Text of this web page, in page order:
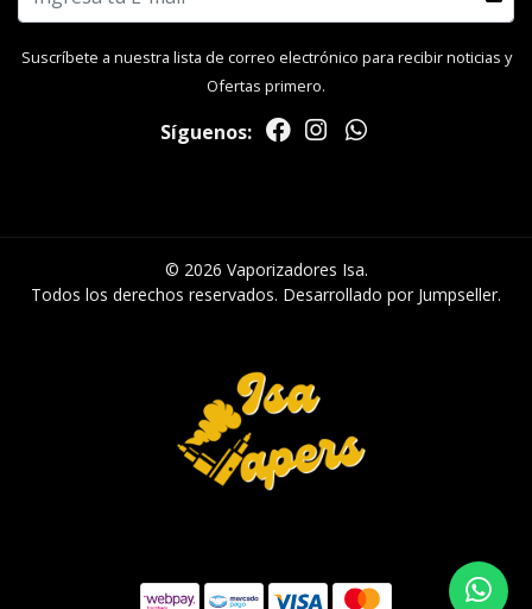
Suscríbete a nuestra lista de correo electrónico para recibir noticias y
Ofertas primero.
Síguenos:
© 2026 Vaporizadores Isa.
Todos los derechos reservados. Desarrollado por Jumpseller.